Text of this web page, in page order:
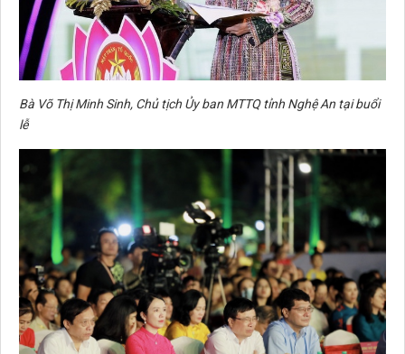
Bà Võ Thị Minh Sinh, Chủ tịch Ủy ban MTTQ tỉnh Nghệ An tại buổi
lễ